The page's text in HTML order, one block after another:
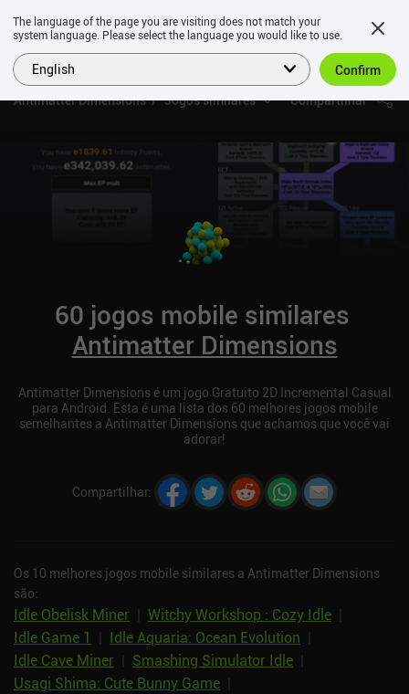
Antimatter Dimensions Jogos similares Compartilhar
60 jogos mobile similares
Antimatter Dimensions
Antimatter Dimensions é um jogo Gratuito 2D Incremental Casual
para Android. Esta é uma lista dos 60 melhores jogos mobile
semelhantes a Antimatter Dimensions que achamos que você vai
adorar!
Compartilhar:
Os 10 melhores jogos mobile similares a Antimatter Dimensions
são:
Idle Obelisk Miner Witchy Workshop : Cozy Idle
Idle Game 1
Idle Aquaria: Ocean Evolution
Idle Cave Miner
Smashing Simulator Idle
Usagi Shima: Cute Bunny Game
The language of the page you are visiting does not match your
system language. Please select the language you would like to use.
English Confirm